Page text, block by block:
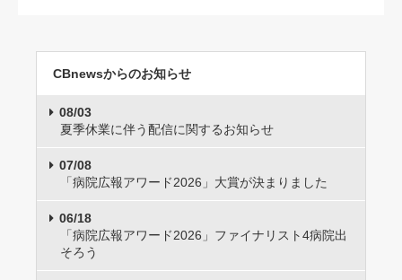
CBnewsからのお知らせ
08/03
夏季休業に伴う配信に関するお知らせ
07/08
「病院広報アワード2026」大賞が決まりました
06/18
「病院広報アワード2026」ファイナリスト4病院出
そろう